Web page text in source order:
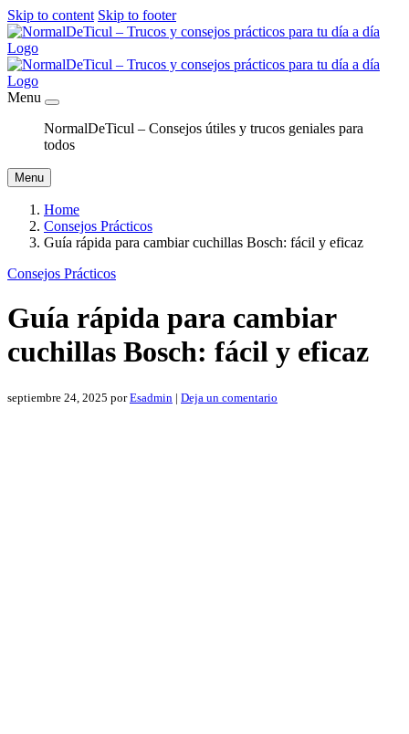
Skip to content Skip to footer
Menu
NormalDeTicul – Consejos útiles y trucos geniales para
todos
Menu
Home
Consejos Prácticos
Guía rápida para cambiar cuchillas Bosch: fácil y eficaz
Consejos Prácticos
Guía rápida para cambiar
cuchillas Bosch: fácil y eficaz
septiembre 24, 2025 porEsadmin | Deja un comentario